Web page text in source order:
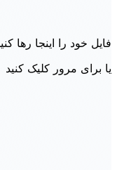
فایل خود را اینجا رها
یا برای مرور کلیک کنید